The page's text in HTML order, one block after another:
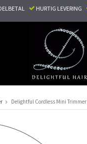
HURTIG LEVERING
Delightful Cordless Mini Trimmer